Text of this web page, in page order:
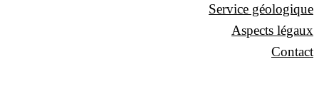
Service géologique
Aspects légaux
Contact